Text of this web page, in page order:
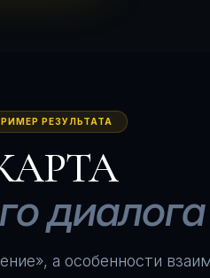
РЕЗУЛЬТАТА
диалога
а особенности